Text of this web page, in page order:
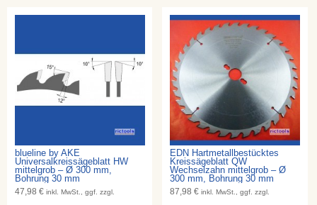
blueline by AKE
Universalkreissägeblatt HW
mittelgrob – Ø 300 mm,
Bohrung 30 mm
47,98 € inkl. MwSt., ggf. zzgl.
EDN Hartmetallbestücktes
Kreissägeblatt QW
Wechselzahn mittelgrob – Ø
300 mm, Bohrung 30 mm
87,98 €inkl. MwSt., ggf. zzgl.